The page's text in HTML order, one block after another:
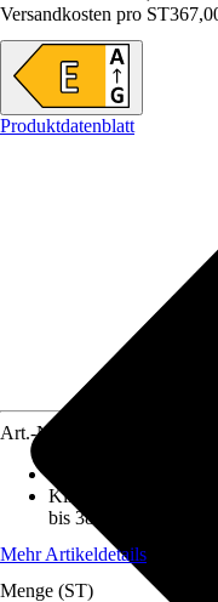
Versandkosten pro ST
Produktdatenblatt
Art.-Nr.
Klimaklasse
SN-ST
bis 38 °C
Mehr Artikeldetails
Menge (ST)